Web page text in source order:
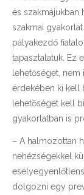
és szakmájukban
szakmai
pályakezdő
tapasztalatuk. Ez
lehetőséget,
érdekében ki kell
lehetőséget kell
gyakorlatban is
– A halmozottan
nehézségekkel
dolgozni egy